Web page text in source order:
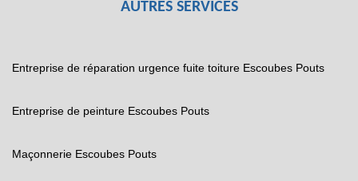
AUTRES SERVICES
Entreprise de réparation urgence fuite toiture Escoubes Pouts
Entreprise de peinture Escoubes Pouts
Maçonnerie Escoubes Pouts